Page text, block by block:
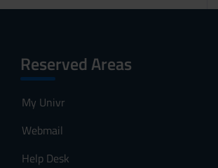
Reserved Areas
My Univr
Webmail
Help Desk